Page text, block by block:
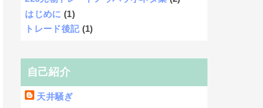
はじめに (1)
トレード後記 (1)
自己紹介
天井騒ぎ